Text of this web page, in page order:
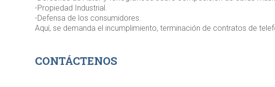
-Propiedad Industrial.
-Defensa de los consumidores.
Aquí, se demanda el incumplimiento, terminación de contratos de
CONTÁCTENOS